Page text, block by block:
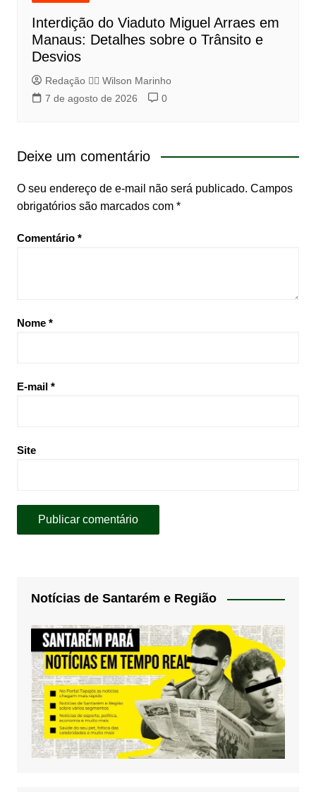
Interdição do Viaduto Miguel Arraes em
Manaus: Detalhes sobre o Trânsito e
Desvios
Redação 👨‍⚖️​ Wilson Marinho
7 de agosto de 2026
0
Deixe um comentário
O seu endereço de e-mail não será publicado. Campos
obrigatórios são marcados com *
Comentário *
Nome *
E-mail *
Site
Notícias de Santarém e Região